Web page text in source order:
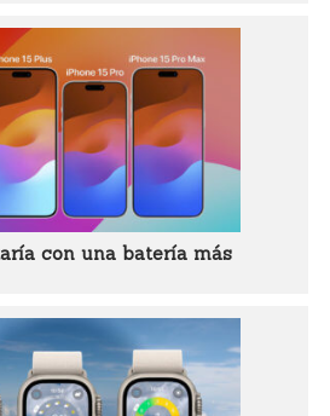
con una batería más